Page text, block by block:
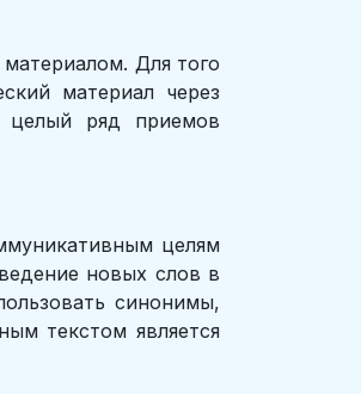
Для того
материал через
целый ряд приемов
целям
новых слов в
синонимы,
текстом является